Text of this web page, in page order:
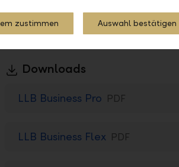
Downloads
LLB Business Pro PDF
LLB Business Flex PDF
zustimmen Auswahl bestätigen